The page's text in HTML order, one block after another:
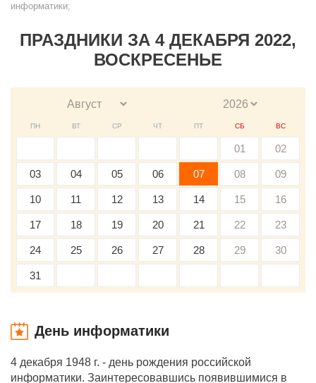
информатики;
ПРАЗДНИКИ ЗА 4 ДЕКАБРЯ 2022,
ВОСКРЕСЕНЬЕ
ПН ВТ СР ЧТ ПТ СБ ВС
01 02
03 04 05 06 07 08 09
10 11 12 13 14 15 16
17 18 19 20 21 22 23
24 25 26 27 28 29 30
31
День информатики
4 декабря 1948 г. - день рождения российской
информатики. Заинтересовавшись появившимися в